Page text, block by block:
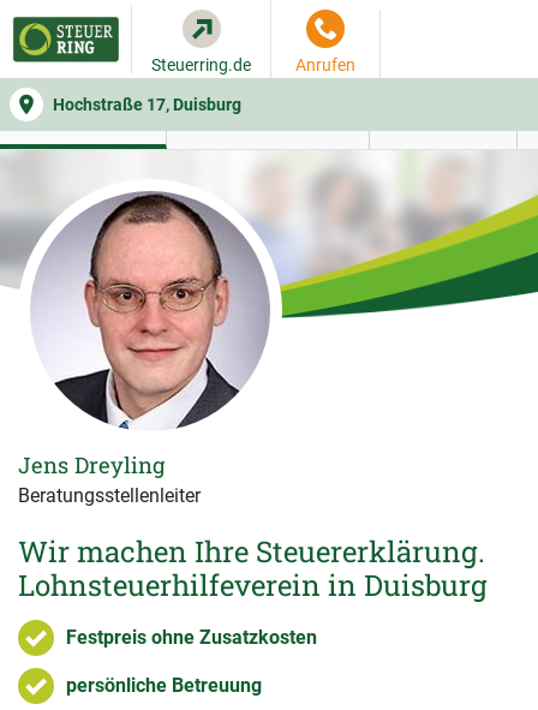
Hochstraße 17, Duisburg
Steuerring.de Anrufen
WER SIE BERÄT BEITRAGSRECHNER
Wir machen Ihre Steuererklärung.
Lohnsteuerhilfeverein in Duisburg
Festpreis ohne Zusatzkosten
persönliche Betreuung
Jens Dreyling
Beratungsstellenleiter